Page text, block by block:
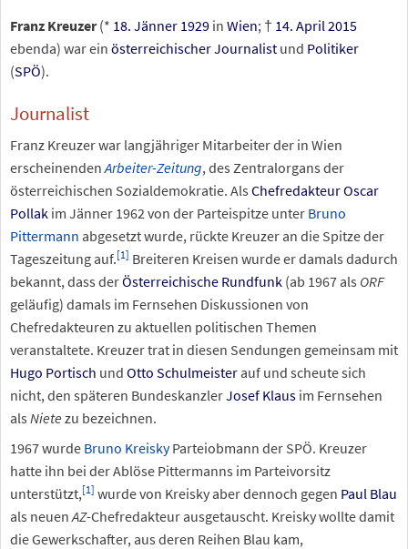
Franz Kreuzer(* 18. Jänner 1929 in Wien; † 14. April2015
ebenda) war ein österreichischerJournalist und Politiker
(SPÖ).
Journalist
Franz Kreuzer war langjähriger Mitarbeiter der in Wien
erscheinenden Arbeiter-Zeitung, des Zentralorgans der
österreichischen Sozialdemokratie. Als ChefredakteurOscar
Pollak im Jänner 1962 von der Parteispitze unter Bruno
Pittermann abgesetzt wurde, rückte Kreuzer an die Spitze der
Tageszeitung auf.[1] Breiteren Kreisen wurde er damals dadurch
bekannt, dass derÖsterreichische Rundfunk (ab 1967 als ORF
geläufig) damals im Fernsehen Diskussionen von
Chefredakteuren zu aktuellen politischen Themen
veranstaltete. Kreuzer trat in diesen Sendungen gemeinsam mit
Hugo Portisch und Otto Schulmeister auf und scheute sich
nicht, den späteren BundeskanzlerJosef Klaus im Fernsehen
als Niete zu bezeichnen.
1967 wurde Bruno KreiskyParteiobmann der SPÖ. Kreuzer
hatte ihn bei der Ablöse Pittermanns im Parteivorsitz
unterstützt,[1] wurde von Kreisky aber dennoch gegen Paul Blau
als neuen AZ-Chefredakteur ausgetauscht. Kreisky wollte damit
die Gewerkschafter, aus deren Reihen Blau kam,